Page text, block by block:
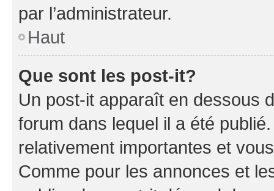
par l’administrateur.
Haut
Que sont les post-it?
Un post-it apparaît en dessous
forum dans lequel il a été
relativement importantes et
Comme pour les annonces et